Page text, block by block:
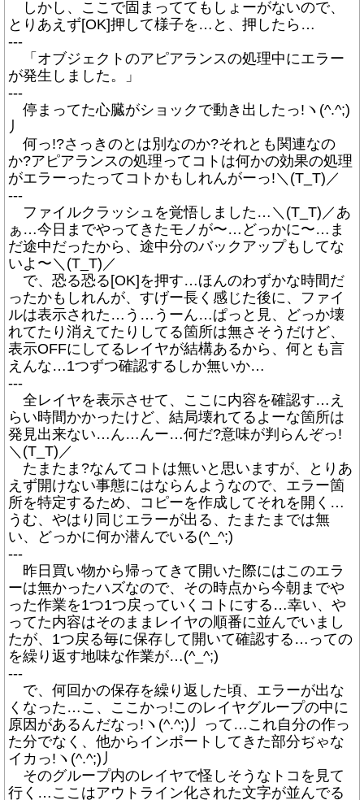
しかし、ここで固まっててもしょーがないので、
とりあえず[OK]押して様子を…と、押したら…
---
「オブジェクトのアピアランスの処理中にエラー
が発生しました。」
---
停まってた心臓がショックで動き出したっ!ヽ(^.^;)
丿
何っ!?さっきのとは別なのか?それとも関連なの
か?アピアランスの処理ってコトは何かの効果の処理
がエラーったってコトかもしれんがーっ!＼(T_T)／
---
ファイルクラッシュを覚悟しました…＼(T_T)／あ
ぁ…今日までやってきたモノが〜…どっかに〜…ま
だ途中だったから、途中分のバックアップもしてな
いよ〜＼(T_T)／
で、恐る恐る[OK]を押す…ほんのわずかな時間だ
ったかもしれんが、すげー長く感じた後に、ファイ
ルは表示された…う…うーん…ぱっと見、どっか壊
れてたり消えてたりしてる箇所は無さそうだけど、
表示OFFにしてるレイヤが結構あるから、何とも言
えんな…1つずつ確認するしか無いか…
---
全レイヤを表示させて、ここに内容を確認す…え
らい時間かかったけど、結局壊れてるよーな箇所は
発見出来ない…ん…んー…何だ?意味が判らんぞっ!
＼(T_T)／
たまたま?なんてコトは無いと思いますが、とりあ
えず開けない事態にはならんようなので、エラー箇
所を特定するため、コピーを作成してそれを開く…
うむ、やはり同じエラーが出る、たまたまでは無
い、どっかに何か潜んでいる(^_^;)
---
昨日買い物から帰ってきて開いた際にはこのエラ
ーは無かったハズなので、その時点から今朝までや
った作業を1つ1つ戻っていくコトにする…幸い、や
ってた内容はそのままレイヤの順番に並んでいまし
たが、1つ戻る毎に保存して開いて確認する…っての
を繰り返す地味な作業が…(^_^;)
---
で、何回かの保存を繰り返した頃、エラーが出な
くなった…こ、ここかっ!このレイヤグループの中に
原因があるんだなっ!ヽ(^.^;)丿って…これ自分の作っ
た分でなく、他からインポートしてきた部分ぢゃな
イカっ!ヽ(^.^;)丿
そのグループ内のレイヤで怪しそうなトコを見て
行く…ここはアウトライン化された文字が並んでる